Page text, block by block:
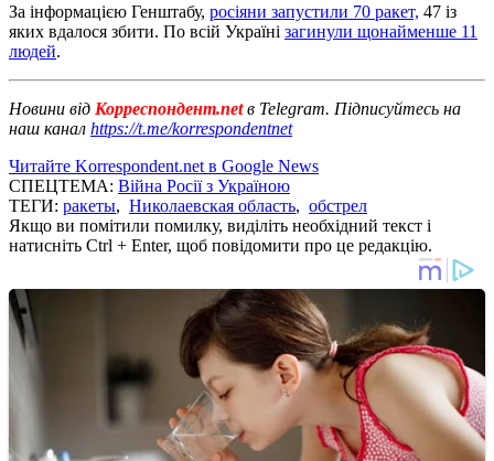
За інформацією Генштабу, росіяни запустили 70 ракет, 47 із
яких вдалося збити. По всій Україні загинули щонайменше 11
людей.
Новини від Корреспондент.netв Telegram. Підписуйтесь на
наш канал https://t.me/korrespondentnet
Читайте Korrespondent.net в Google News
СПЕЦТЕМА: Війна Росії з Україною
ТЕГИ: ракеты, Николаевская область, обстрел
Якщо ви помітили помилку, виділіть необхідний текст і
натисніть Ctrl + Enter, щоб повідомити про це редакцію.